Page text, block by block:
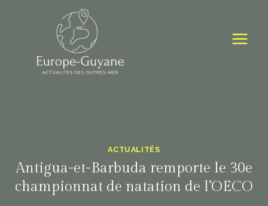
ACTUALITÉS
Antigua-et-Barbuda remporte le 30e
championnat de natation de l’OECO